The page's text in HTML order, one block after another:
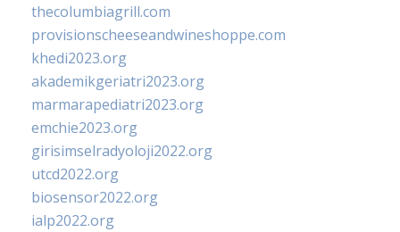
thecolumbiagrill.com
provisionscheeseandwineshoppe.com
khedi2023.org
akademikgeriatri2023.org
marmarapediatri2023.org
emchie2023.org
girisimselradyoloji2022.org
utcd2022.org
biosensor2022.org
ialp2022.org